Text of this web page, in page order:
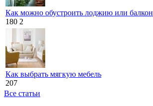
Как можно обустроить лоджию или балкон
180 2
Как выбрать мягкую мебель
207
Все статьи